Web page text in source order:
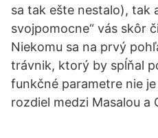
sa tak ešte nestalo), tak
svojpomocne“ vás skôr
Niekomu sa na prvý
trávnik, ktorý by spĺňal
funkčné parametre nie
rozdiel medzi Masalou a